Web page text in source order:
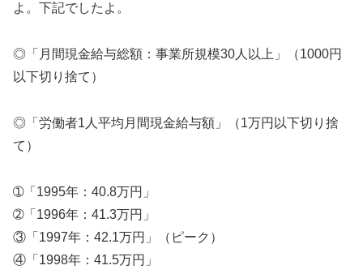
よ。下記でしたよ。
◎「月間現金給与総額：事業所規模30人以上」（1000円
以下切り捨て）
◎「労働者1人平均月間現金給与額」（1万円以下切り捨
て）
➀「1995年：40.8万円」
➁「1996年：41.3万円」
③「1997年：42.1万円」（ピーク）
④「1998年：41.5万円」